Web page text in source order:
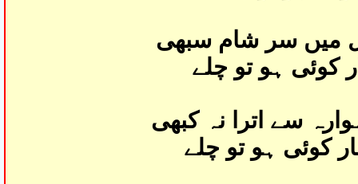
میں سر شام سبھی
کوئی ہو تو چلے
سے اترا نہ کبھی
کوئی ہو تو چلے